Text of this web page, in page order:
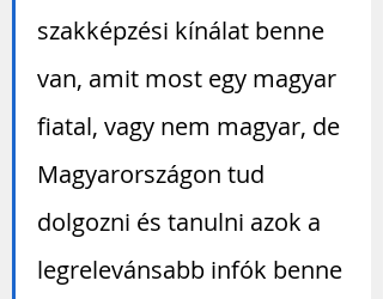
szakképzési kínálat benne
van, amit most egy magyar
fiatal, vagy nem magyar, de
Magyarországon tud
dolgozni és tanulni azok a
legrelevánsabb infók benne